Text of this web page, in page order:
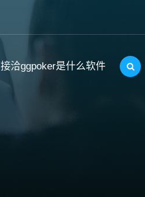
接洽ggpoker是什么软件